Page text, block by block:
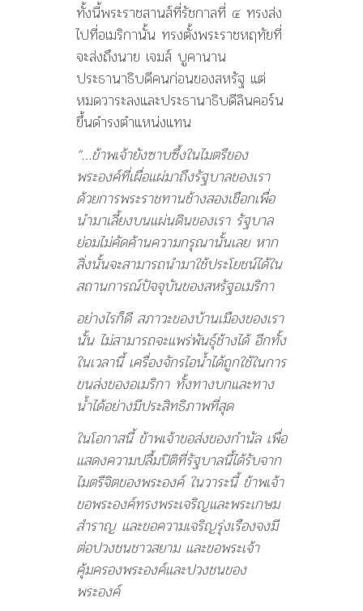
ทั้งนี้พระราชสานส์ที่รัชกาลที่ ๔ ทรงส่ง
ไปที่อเมริกานั้น ทรงตั้งพระราชหฤทัยที่
จะส่งถึงนาย เจมส์ บูคานาน
ประธานาธิบดีคนก่อนของสหรัฐ แต่
หมดวาระลงและประธานาธิบดีลินคอร์น
ขึ้นดำรงตำแหน่งแทน
“…ข้าพเจ้ายังซาบซึ้งในไมตรีของ
พระองค์ที่เผื่อแผ่มาถึงรัฐบาลของเรา
ด้วยการพระราชทานช้างสองเชือกเพื่อ
นำมาเลี้ยงบนแผ่นดินของเรา รัฐบาล
ย่อมไม่คัดค้านความกรุณานั้นเลย หาก
สิ่งนั้นจะสามารถนำมาใช้ประโยชน์ได้ใน
สถานการณ์ปัจจุบันของสหรัฐอเมริกา
อย่างไรก็ดี สภาวะของบ้านเมืองของเรา
นั้น ไม่สามารถจะแพร่พันธุ์ช้างได้ อีกทั้ง
ในเวลานี้ เครื่องจักรไอน้ำได้ถูกใช้ในการ
ขนส่งของอเมริกา ทั้งทางบกและทาง
น้ำได้อย่างมีประสิทธิภาพที่สุด
ในโอกาสนี้ ข้าพเจ้าขอส่งของกำนัล เพื่อ
แสดงความปลื้มปิติที่รัฐบาลนี้ได้รับจาก
ไมตรีจิตของพระองค์ ในวาระนี้ ข้าพเจ้า
ขอพระองค์ทรงพระเจริญและพระเกษม
สำราญ และขอความเจริญรุ่งเรืองจงมี
ต่อปวงชนชาวสยาม และขอพระเจ้า
คุ้มครองพระองค์และปวงชนของ
พระองค์